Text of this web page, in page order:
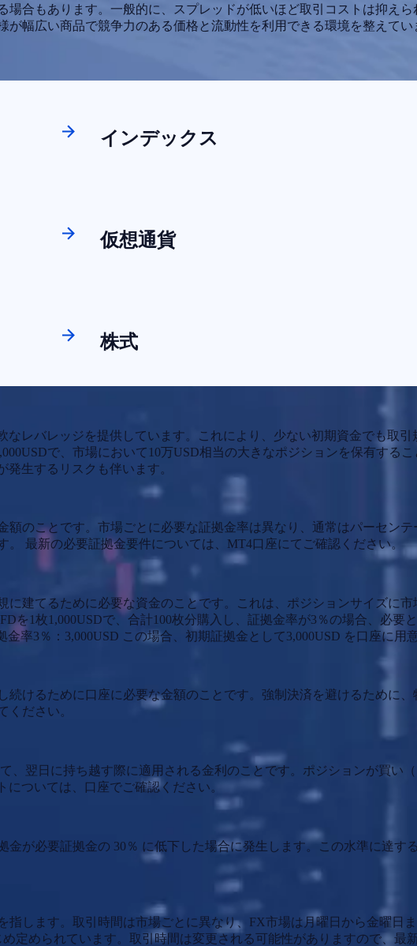
合もあります。一般的に、スプレッドが低いほど取引コストは抑えら
幅広い商品で競争力のある価格と流動性を利用できる環境を整えてい
インデックス
仮想通貨
株式
なレバレッジを提供しています。これにより、少ない初期資金でも取
で、市場において10万USD相当の大きなポジションを保有する
生するリスクも伴います。
のことです。市場ごとに必要な証拠金率は異なり、通常はパーセン
最新の必要証拠金要件については、MT4口座にてご確認ください。
建てるために必要な資金のことです。これは、ポジションサイズに
を1枚1,000USDで、合計100枚分購入し、証拠金率が3％の場合、必要
率3％：3,000USD この場合、初期証拠金として3,000USD を口座に用
けるために口座に必要な金額のことです。強制決済を避けるために
ください。
、翌日に持ち越す際に適用される金利のことです。ポジションが買い
ついては、口座でご確認ください。
が必要証拠金の 30％ に低下した場合に発生します。この水準に達す
します。取引時間は市場ごとに異なり、FX市場は月曜日から金曜日
定められています。取引時間は変更される可能性がありますので、最